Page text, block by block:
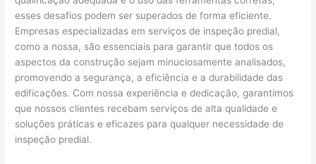
esses desafios podem ser superados de forma eficiente.
Empresas especializadas em serviços de inspeção predial,
como a nossa, são essenciais para garantir que todos os
aspectos da construção sejam minuciosamente analisados,
promovendo a segurança, a eficiência e a durabilidade das
edificações. Com nossa experiência e dedicação, garantimos
que nossos clientes recebam serviços de alta qualidade e
soluções práticas e eficazes para qualquer necessidade de
inspeção predial.